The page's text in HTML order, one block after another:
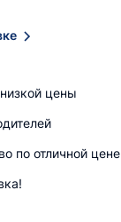
цены
по отличной цене